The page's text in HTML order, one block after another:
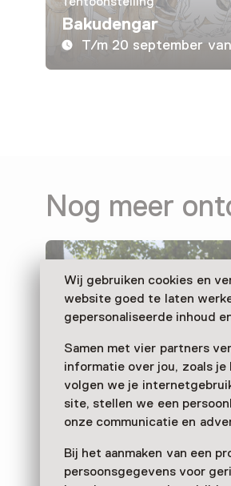
Wij gebruiken cookies en
website goed te laten
gepersonaliseerde inhoud
Samen met vier partners
informatie over jou, zoals je
volgen we je
site, stellen we een
onze communicatie en
Bij het aanmaken van een
persoonsgegevens voor
Bakudengar
T/m 20 september
Nog meer